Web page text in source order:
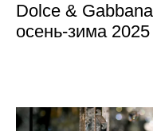
Dolce &
осень-зима 2025